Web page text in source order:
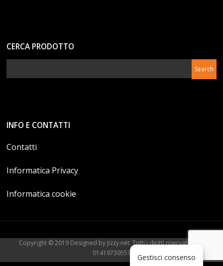
CERCA PRODOTTO
INFO E CONTATTI
Contatti
Informatica Privacy
Informatica cookie
Copyright © 2019 Designed by Jizzy.net. Tutti i diritti riservati. P.Iva
01419730559
Gestisci consenso